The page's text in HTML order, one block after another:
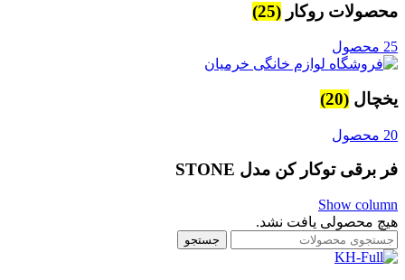
محصولات روکار (25)
25 محصول
یخچال (20)
20 محصول
فر برقی توکار کن مدل STONE
Show column
هیچ محصولی یافت نشد.
جستجو